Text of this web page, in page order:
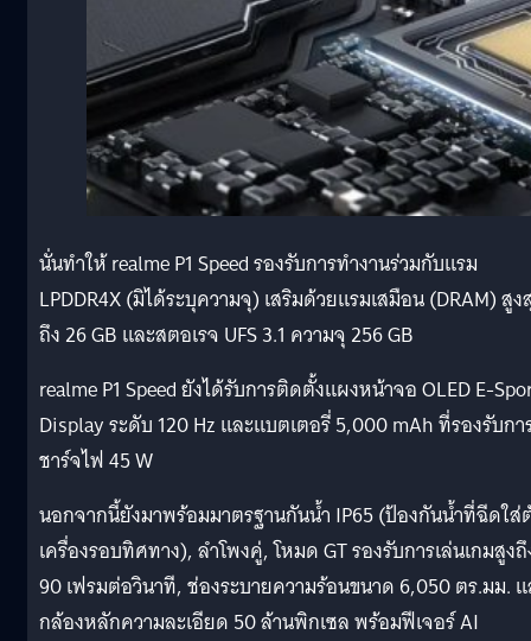
นั่นทำให้ realme P1 Speed รองรับการทำงานร่วมกับแรม
LPDDR4X (มิได้ระบุความจุ) เสริมด้วยแรมเสมือน (DRAM) สู
ถึง 26 GB และสตอเรจ UFS 3.1 ความจุ 256 GB
realme P1 Speed ยังได้รับการติดตั้งแผงหน้าจอ OLED E-
Display ระดับ 120 Hz และแบตเตอรี่ 5,000 mAh ที่รองรับกา
ชาร์จไฟ 45 W
นอกจากนี้ยังมาพร้อมมาตรฐานกันน้ำ IP65 (ป้องกันน้ำที่ฉีดใส่
เครื่องรอบทิศทาง), ลำโพงคู่, โหมด GT รองรับการเล่นเกมสูง
90 เฟรมต่อวินาที, ช่องระบายความร้อนขนาด 6,050 ตร.มม.
กล้องหลักความละเอียด 50 ล้านพิกเซล พร้อมฟีเจอร์ AI